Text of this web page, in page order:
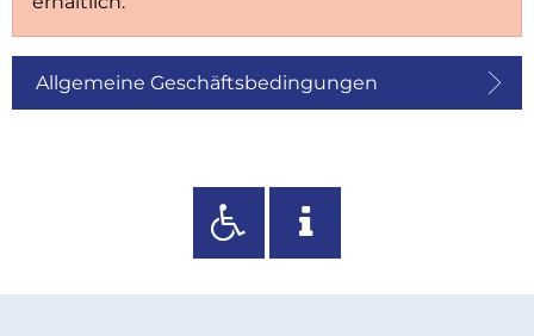
Allgemeine Geschäftsbedingungen